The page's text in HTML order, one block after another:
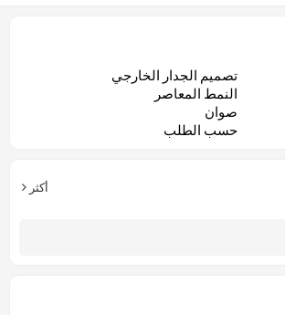
تصميم الجدار الخارجي
النمط المعاصر
صوان
حسب الطلب
أكثر